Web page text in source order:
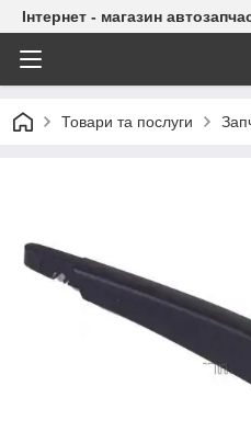
Інтернет - магазин
Товари та послуги